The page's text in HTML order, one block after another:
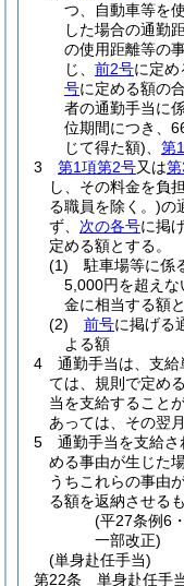
つ、自動車等を
した場合の通勤
の使用距離等の
じ、 前2号に定め
号に定める額の
者の通勤手当に
位期間につき、
じて得た額)
第
3
第1項第2号又は
し、その料金を負
る職員を除く。)の
ず、 次の各号に掲
定める額とする。
(1)
駐車場等に係
5,000円を超え
金に相当する額
(2)
前号に掲げる
よる額
4
通勤手当は、支給
ては、規則で定め
当を支給すること
あっては、その翌
5
通勤手当を支給
める事由が生じた
うちこれらの事由
る額を返納させる
(平27条例6
一部改正)
(単身赴任手当)
第22条
単身赴任手